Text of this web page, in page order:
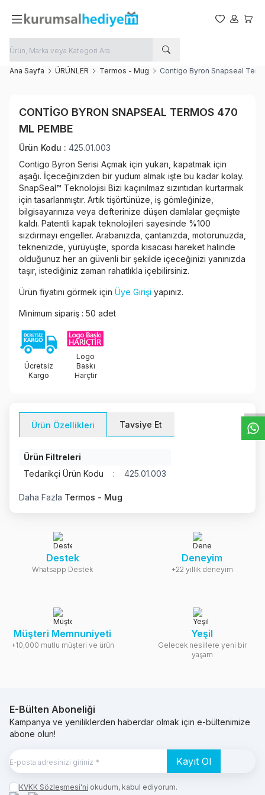
Favorilerim
Hesabım
Ana Sayfa ÜRÜNLER Termos - Mug Contigo Byron Snapseal
Paylaş
CONTIGO BYRON SNAPSEAL TERMOS 470
ML PEMBE
Ürün Kodu : 425.01.003
Contigo Byron Serisi Açmak için yukarı, kapatmak için
aşağı. İçeceğinizden bir yudum almak işte bu kadar kolay.
SnapSeal™ Teknolojisi Bizi kaçınılmaz sızıntıdan kurtarmak
için tasarlanmıştır. Artık tişörtünüze, iş gömleğinize,
bilgisayarınıza veya defterinize düşen damlalar geçmişte
kaldı. Patentli kapak teknolojileri sayesinde %100
sızdırmayı engeller. Arabanızda, çantanızda, motorunuzda,
teknenizde, yürüyüşte, sporda kısacası hareket halinde
olduğunuz her an güvenli bir şekilde içeceğinizi yanınızda
taşır, istediğiniz zaman rahatlıkla içebilirsiniz.
Ürün fiyatını görmek için Üye Girişi yapınız.
Minimum sipariş : 50 adet
Ücretsiz
Kargo
Logo
Baskı
Harçtir
Ürün Özellikleri Tavsiye Et
Ürün Filtreleri
Tedarikçi Ürün Kodu
: 425.01.003
Daha Fazla Termos - Mug
Destek
Whatsapp Destek
Deneyim
+22 yıllık deneyim
Müşteri Memnuniyeti
+10,000 mutlu müşteri ve ürün
Yeşil
Gelecek nesillere yeni bir
yaşam
E-Bülten Aboneliği
Kampanya ve yeniliklerden haberdar olmak için e-bültenimize
abone olun!
Kayıt Ol
KVKK Sözleşmesi'ni okudum, kabul ediyorum.